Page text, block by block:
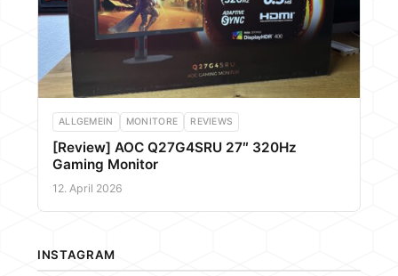
ALLGEMEIN MONITORE REVIEWS
[Review] AOC Q27G4SRU 27″ 320Hz
Gaming Monitor
12. April 2026
INSTAGRAM